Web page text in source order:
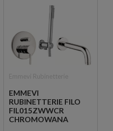
EMMEVI
RUBINETTERIE FILO
FIL015ZWWCR
CHROMOWANA